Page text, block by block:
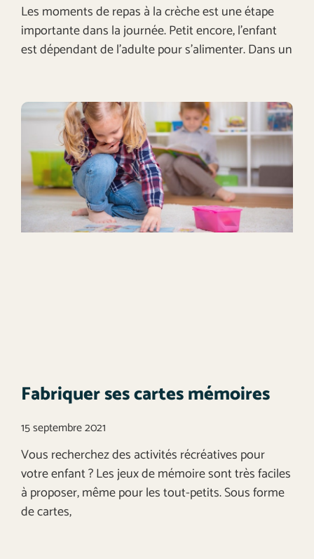
Les moments de repas à la crèche est une étape
importante dans la journée. Petit encore, l’enfant
est dépendant de l’adulte pour s’alimenter. Dans un
Fabriquer ses cartes mémoires
15 septembre 2021
Vous recherchez des activités récréatives pour
votre enfant ? Les jeux de mémoire sont très faciles
à proposer, même pour les tout-petits. Sous forme
de cartes,